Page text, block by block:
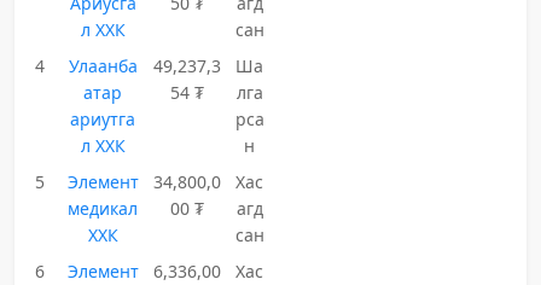
л ХХК
сан
4
Улаанба
атар
ариутга
л ХХК
49,237,3
54 ₮
Ша
лга
рса
н
5
Элемент
медикал
ХХК
34,800,0
00 ₮
Хас
агд
сан
6
Элемент
6,336,00
Хас